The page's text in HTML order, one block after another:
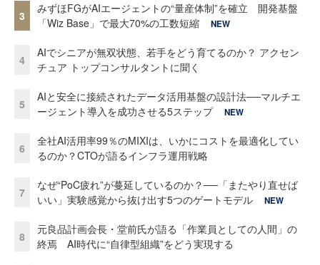
3
みずほFGがAIエージェントの“量産体制”を確立 開発基盤
「Wiz Base」で最大70%の工数短縮
NEW
4
AIでシニアが無双状態、若手をどう育てるのか？ アクセン
チュア トップコンサルタントに聞く
5
AIと安全に接続されたデータ活用基盤の設計法──マルチエ
ージェント導入を成功させる5ステップ
NEW
6
全社AI活用率99％のMIXIは、いかにコストを最適化してい
るのか？CTOが語るインフラ運用戦略
7
なぜ“PoC疲れ”が蔓延しているのか？──「またやり直せば
いい」実験感覚から抜け出す5つのゲートモデル
NEW
8
元良品計画会長・堂前氏が語る「作業員としての人間」の
終焉 AI時代に“自律型組織”をどう実現する